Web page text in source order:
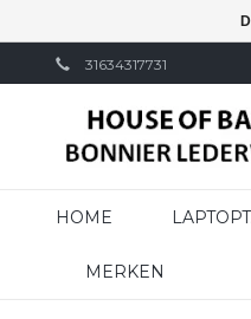
31634317731
HOME
MERKEN